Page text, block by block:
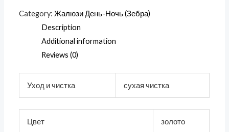
Category:Жалюзи День-Ночь (Зебра)
Description
Additional information
Reviews (0)
Уход и чистка сухая чистка
Цвет золото